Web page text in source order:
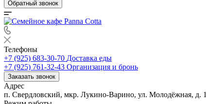
Обратный звонок
Телефоны
+7 (925) 683-30-70 Доставка еды
+7 (925) 761-32-43 Организация и бронь
Заказать звонок
Адрес
п. Свердловский, мкр. Лукино-Варино, ул. Молодёжная, д. 1